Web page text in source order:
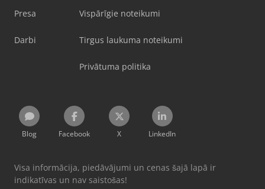
Presa
Darbi
Vispārīgie noteikumi
Tirgus laukuma noteikumi
Privātuma politika
Blog Facebook X LinkedIn
Visa informācija, piedāvājumi un cenas šajā lapā ir
indikatīvas un nav saistošas!